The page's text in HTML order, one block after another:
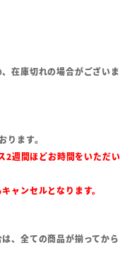
在庫切れの場合がございま
ります。
2週間ほどお時間をいただい
ャンセルとなります。
、全ての商品が揃ってから